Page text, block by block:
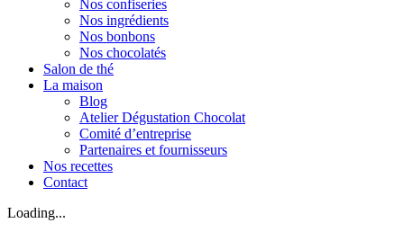
Nos confiseries
Nos ingrédients
Nos bonbons
Nos chocolatés
Salon de thé
La maison
Blog
Atelier Dégustation Chocolat
Comité d’entreprise
Partenaires et fournisseurs
Nos recettes
Contact
Loading...